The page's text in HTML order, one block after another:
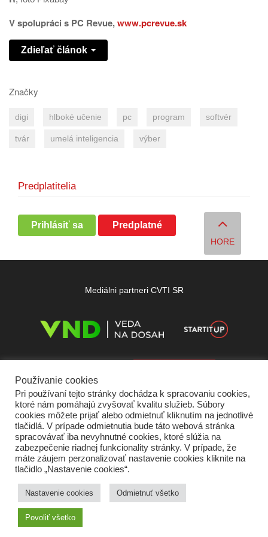
V spolupráci s PC Revue,www.pcrevue.sk
Zdieľať článok
Značky
digi hlboké učenie pc program softvér
tvár umelá inteligencia výber
Predplatitelia
Prihlásiť sa Predplatné
HORE
Mediálni partneri CVTI SR
Domov O nás Kontakt Vydavateľ
Podmienky používania
Ochrana súkromia Štatút súťaží
Partneri
RSS Sitemap
Copyright © 2026 Quark - Magazín o vede a technike
Používanie cookies
Pri používaní tejto stránky dochádza k spracovaniu cookies,
ktoré nám pomáhajú zvyšovať kvalitu služieb. Súbory
cookies môžete prijať alebo odmietnuť kliknutím na jednotlivé
tlačidlá. V prípade odmietnutia bude táto webová stránka
spracovávať iba nevyhnutné cookies, ktoré slúžia na
zabezpečenie riadnej funkcionality stránky. V prípade, že
máte záujem perzonalizovať nastavenie cookies kliknite na
tlačidlo „Nastavenie cookies“.
Nastavenie cookies Odmietnuť všetko
Povoliť všetko